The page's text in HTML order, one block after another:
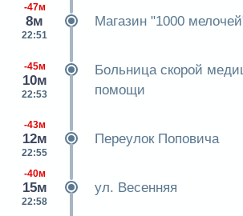
-47м
8м
22:51
Магазин "1000
-45м
10м
22:53
Больница скорой
помощи
-43м
12м
22:55
Переулок Поповича
-40м
15м
22:58
ул. Весенняя